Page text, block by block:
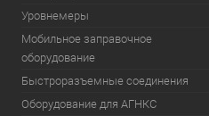
Уровнемеры
Мобильное заправочное
оборудование
Быстроразъемные соединения
Оборудование для АГНКС